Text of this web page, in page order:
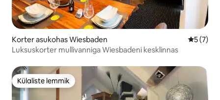
Korter asukohas Wiesbaden
5 (7)
Luksuskorter mullivanniga Wiesbadeni kesklinnas
Külaliste lemmik
Külaliste lemmik